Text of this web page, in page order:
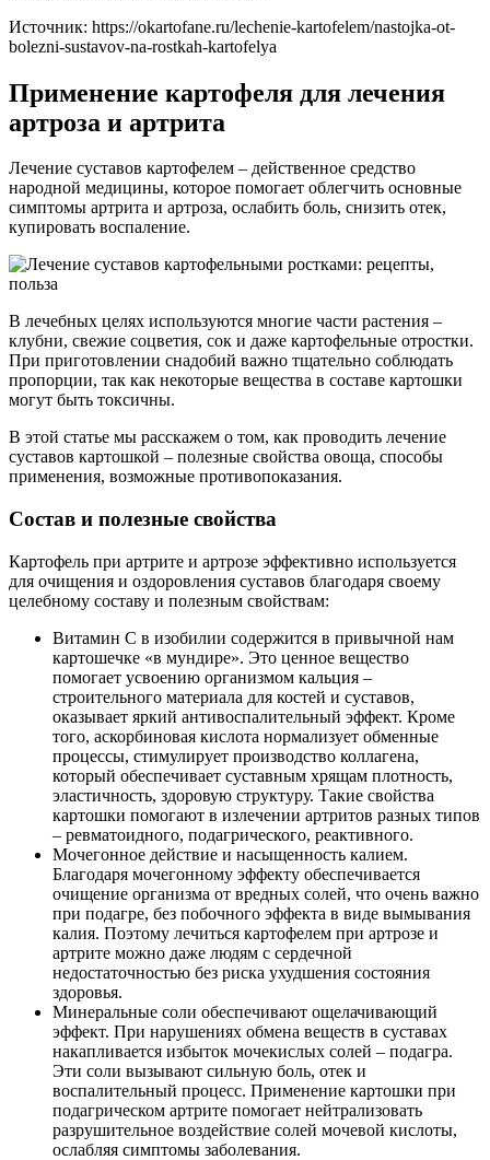
Источник: https://okartofane.ru/lechenie-kartofelem/nastojka-ot-
bolezni-sustavov-na-rostkah-kartofelya
Применение картофеля для лечения
артроза и артрита
Лечение суставов картофелем – действенное средство
народной медицины, которое помогает облегчить основные
симптомы артрита и артроза, ослабить боль, снизить отек,
купировать воспаление.
В лечебных целях используются многие части растения –
клубни, свежие соцветия, сок и даже картофельные отростки.
При приготовлении снадобий важно тщательно соблюдать
пропорции, так как некоторые вещества в составе картошки
могут быть токсичны.
В этой статье мы расскажем о том, как проводить лечение
суставов картошкой – полезные свойства овоща, способы
применения, возможные противопоказания.
Состав и полезные свойства
Картофель при артрите и артрозе эффективно используется
для очищения и оздоровления суставов благодаря своему
целебному составу и полезным свойствам:
Витамин С в изобилии содержится в привычной нам
картошечке «в мундире». Это ценное вещество
помогает усвоению организмом кальция –
строительного материала для костей и суставов,
оказывает яркий антивоспалительный эффект. Кроме
того, аскорбиновая кислота нормализует обменные
процессы, стимулирует производство коллагена,
который обеспечивает суставным хрящам плотность,
эластичность, здоровую структуру. Такие свойства
картошки помогают в излечении артритов разных типов
– ревматоидного, подагрического, реактивного.
Мочегонное действие и насыщенность калием.
Благодаря мочегонному эффекту обеспечивается
очищение организма от вредных солей, что очень важно
при подагре, без побочного эффекта в виде вымывания
калия. Поэтому лечиться картофелем при артрозе и
артрите можно даже людям с сердечной
недостаточностью без риска ухудшения состояния
здоровья.
Минеральные соли обеспечивают ощелачивающий
эффект. При нарушениях обмена веществ в суставах
накапливается избыток мочекислых солей – подагра.
Эти соли вызывают сильную боль, отек и
воспалительный процесс. Применение картошки при
подагрическом артрите помогает нейтрализовать
разрушительное воздействие солей мочевой кислоты,
ослабляя симптомы заболевания.